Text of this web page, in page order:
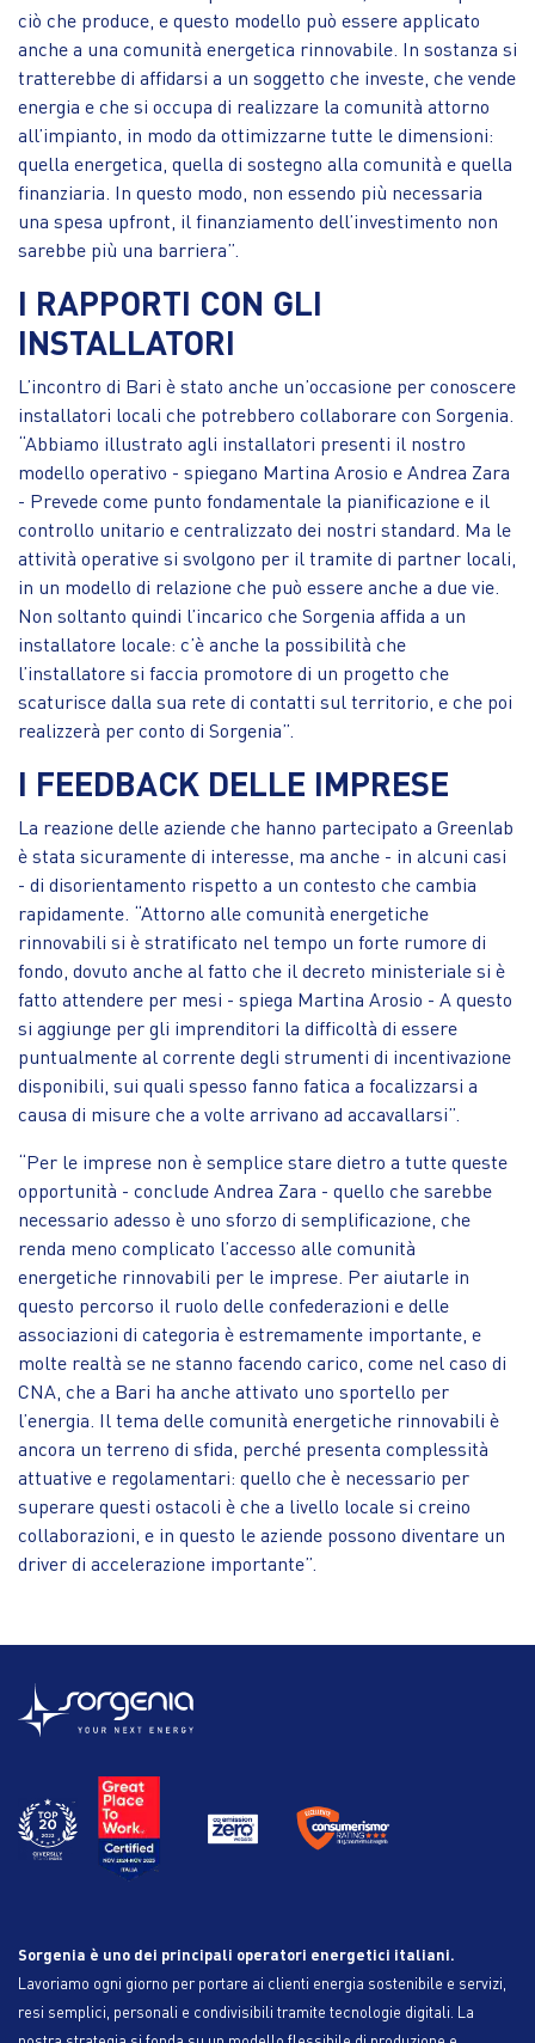
ciò che produce, e questo modello può essere applicato
anche a una comunità energetica rinnovabile. In sostanza si
tratterebbe di affidarsi a un soggetto che investe, che vende
energia e che si occupa di realizzare la comunità attorno
all’impianto, in modo da ottimizzarne tutte le dimensioni:
quella energetica, quella di sostegno alla comunità e quella
finanziaria. In questo modo, non essendo più necessaria
una spesa upfront, il finanziamento dell’investimento non
sarebbe più una barriera”.
I RAPPORTI CON GLI
INSTALLATORI
L’incontro di Bari è stato anche un’occasione per conoscere
installatori locali che potrebbero collaborare con Sorgenia.
“Abbiamo illustrato agli installatori presenti il nostro
modello operativo - spiegano Martina Arosio e Andrea Zara
- Prevede come punto fondamentale la pianificazione e il
controllo unitario e centralizzato dei nostri standard. Ma le
attività operative si svolgono per il tramite di partner locali,
in un modello di relazione che può essere anche a due vie.
Non soltanto quindi l’incarico che Sorgenia affida a un
installatore locale: c’è anche la possibilità che
l’installatore si faccia promotore di un progetto che
scaturisce dalla sua rete di contatti sul territorio, e che poi
realizzerà per conto di Sorgenia”.
I FEEDBACK DELLE IMPRESE
La reazione delle aziende che hanno partecipato a Greenlab
è stata sicuramente di interesse, ma anche - in alcuni casi
- di disorientamento rispetto a un contesto che cambia
rapidamente. “Attorno alle comunità energetiche
rinnovabili si è stratificato nel tempo un forte rumore di
fondo, dovuto anche al fatto che il decreto ministeriale si è
fatto attendere per mesi - spiega Martina Arosio - A questo
si aggiunge per gli imprenditori la difficoltà di essere
puntualmente al corrente degli strumenti di incentivazione
disponibili, sui quali spesso fanno fatica a focalizzarsi a
causa di misure che a volte arrivano ad accavallarsi”.
“Per le imprese non è semplice stare dietro a tutte queste
opportunità - conclude Andrea Zara - quello che sarebbe
necessario adesso è uno sforzo di semplificazione, che
renda meno complicato l’accesso alle comunità
energetiche rinnovabili per le imprese. Per aiutarle in
questo percorso il ruolo delle confederazioni e delle
associazioni di categoria è estremamente importante, e
molte realtà se ne stanno facendo carico, come nel caso di
CNA, che a Bari ha anche attivato uno sportello per
l’energia. Il tema delle comunità energetiche rinnovabili è
ancora un terreno di sfida, perché presenta complessità
attuative e regolamentari: quello che è necessario per
superare questi ostacoli è che a livello locale si creino
collaborazioni, e in questo le aziende possono diventare un
driver di accelerazione importante”.
Sorgenia è uno dei principali operatori energetici italiani.
Lavoriamo ogni giorno per portare ai clienti energia sostenibile e servizi,
resi semplici, personali e condivisibili tramite tecnologie digitali. La